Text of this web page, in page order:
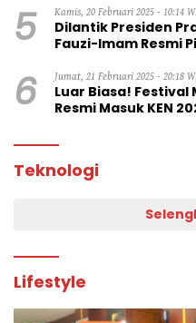
5 Kamis, 20 Februari 2025 - 10:14
Dilantik Presiden
Fauzi-Imam Resmi
6 Jumat, 21 Februari 2025 - 20:18
Luar Biasa!
Resmi Masuk KEN
Teknologi
Lifestyle